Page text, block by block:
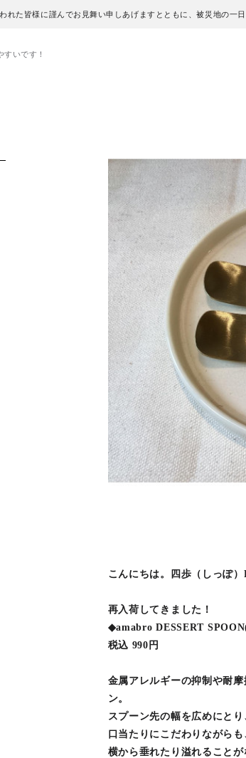
れた皆様に謹んでお見舞い申しあげますとともに、被災地の一
いです！
こんにちは。四歩（しっぽ）
再入荷してきました！
◆amabro DESSERT
税込 990円
金属アレルギーの抑制や耐
ン。
スプーン先の幅を広めにと
口当たりにこだわりながら
横から垂れたり溢れることが